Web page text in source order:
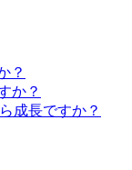
？
か？
成長ですか？